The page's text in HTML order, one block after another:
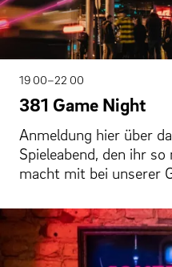
19 00–22 00
381 Game Night
Anmeldung hier über
Spieleabend, den ihr
macht mit bei unserer